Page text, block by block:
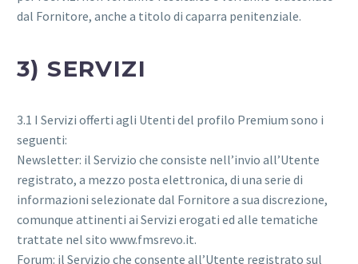
dal Fornitore, anche a titolo di caparra penitenziale.
3) SERVIZI
3.1 I Servizi offerti agli Utenti del profilo Premium sono i
seguenti:
Newsletter: il Servizio che consiste nell’invio all’Utente
registrato, a mezzo posta elettronica, di una serie di
informazioni selezionate dal Fornitore a sua discrezione,
comunque attinenti ai Servizi erogati ed alle tematiche
trattate nel sito www.fmsrevo.it.
Forum: il Servizio che consente all’Utente registrato sul